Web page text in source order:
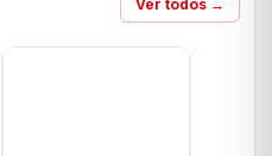
Ver todos →